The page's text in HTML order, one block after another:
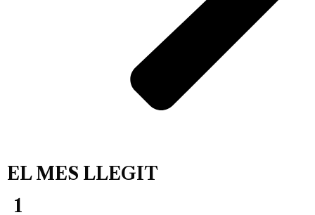
EL MES LLEGIT
1